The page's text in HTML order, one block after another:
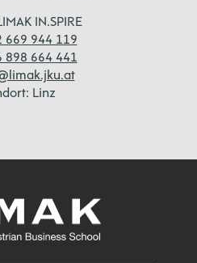
IN.SPIRE
669 944 119
898 664 441
Linz